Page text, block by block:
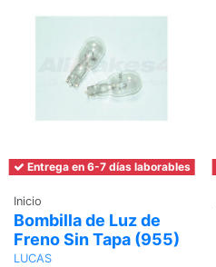
Entrega en 6-7 días laborables
Inicio
Bombilla de Luz de
Freno Sin Tapa (955)
LUCAS